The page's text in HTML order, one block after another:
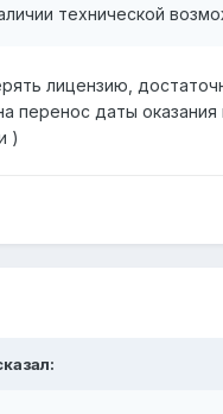
технической
лицензию,
перенос даты
)